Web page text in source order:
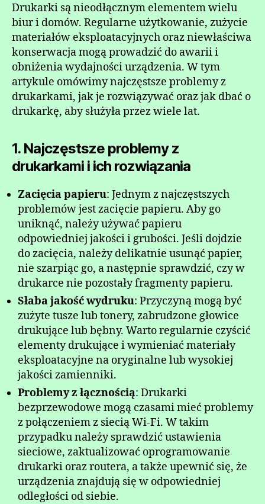
Drukarki są nieodłącznym elementem wielu
biur i domów. Regularne użytkowanie, zużycie
materiałów eksploatacyjnych oraz niewłaściwa
konserwacja mogą prowadzić do awarii i
obniżenia wydajności urządzenia. W tym
artykule omówimy najczęstsze problemy z
drukarkami, jak je rozwiązywać oraz jak dbać o
drukarkę, aby służyła przez wiele lat.
1. Najczęstsze problemy z
drukarkami i ich rozwiązania
Zacięcia papieru: Jednym z najczęstszych
problemów jest zacięcie papieru. Aby go
uniknąć, należy używać papieru
odpowiedniej jakości i grubości. Jeśli dojdzie
do zacięcia, należy delikatnie usunąć papier,
nie szarpiąc go, a następnie sprawdzić, czy w
drukarce nie pozostały fragmenty papieru.
Słaba jakość wydruku: Przyczyną mogą być
zużyte tusze lub tonery, zabrudzone głowice
drukujące lub bębny. Warto regularnie czyścić
elementy drukujące i wymieniać materiały
eksploatacyjne na oryginalne lub wysokiej
jakości zamienniki.
Problemy z łącznością: Drukarki
bezprzewodowe mogą czasami mieć problemy
z połączeniem z siecią Wi-Fi. W takim
przypadku należy sprawdzić ustawienia
sieciowe, zaktualizować oprogramowanie
drukarki oraz routera, a także upewnić się, że
urządzenia znajdują się w odpowiedniej
odległości od siebie.